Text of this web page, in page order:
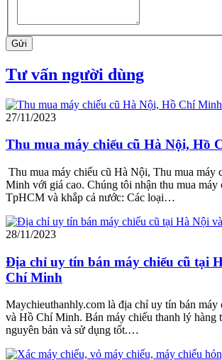
Gửi
Tư vấn người dùng
27/11/2023
Thu mua máy chiếu cũ Hà Nội, Hồ
Thu mua máy chiếu cũ Hà Nội, Thu mua máy
Minh với giá cao. Chúng tôi nhận thu mua máy
TpHCM và khắp cả nước: Các loại…
28/11/2023
Địa chỉ uy tín bán máy chiếu cũ tại
Chí Minh
Maychieuthanhly.com là địa chỉ uy tín bán
và Hồ Chí Minh. Bán máy chiếu thanh lý hàng
nguyên bản và sử dụng tốt.…